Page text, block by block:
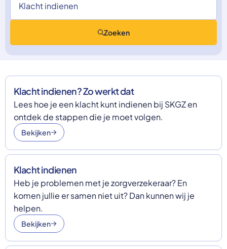
Overheid moet proactief
ondersteuning bieden bij schulden, niet
straffen
Schrap de opslag op de zorgpremie voor mensen die
niet kunnen betalen en bied proactieve
ondersteuning, zoals automatische zorgtoeslag. Zo
Casussen
Select a language
Nederlands
English
Deutsch
Polski
Romana
български
Українська
русский
Espanol
Francais
Zoeken
Klacht indienen? Zo werkt dat
Lees hoe je een klacht kunt indienen bij SKGZ en
ontdek de stappen die je moet volgen.
Bekijken
Klacht indienen
Heb je problemen met je zorgverzekeraar? En
komen jullie er samen niet uit? Dan kunnen wij je
helpen.
Bekijken